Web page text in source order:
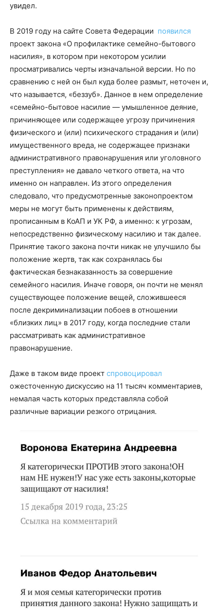
увидел.
В 2019 году на сайте Совета Федерации появился
проект закона «О профилактике семейно-бытового
насилия», в котором при некотором усилии
просматривались черты изначальной версии. Но по
сравнению с ней он был куда более размыт, неточен и,
что называется, «беззуб». Данное в нем определение
«семейно-бытовое насилие — умышленное деяние,
причиняющее или содержащее угрозу причинения
физического и (или) психического страдания и (или)
имущественного вреда, не содержащее признаки
административного правонарушения или уголовного
преступления» не давало четкого ответа, на что
именно он направлен. Из этого определения
следовало, что предусмотренные законопроектом
меры не могут быть применены к действиям,
прописанным в КоАП и УК РФ, а именно: к угрозам,
непосредственно физическому насилию и так далее.
Принятие такого закона почти никак не улучшило бы
положение жертв, так как сохранялась бы
фактическая безнаказанность за совершение
семейного насилия. Иначе говоря, он почти не менял
существующее положение вещей, сложившееся
после декриминализации побоев в отношении
«близких лиц» в 2017 году, когда последние стали
рассматривать как административное
правонарушение.
Даже в таком виде проект спровоцировал
ожесточенную дискуссию на 11 тысяч комментариев,
немалая часть которых представляла собой
различные вариации резкого отрицания.